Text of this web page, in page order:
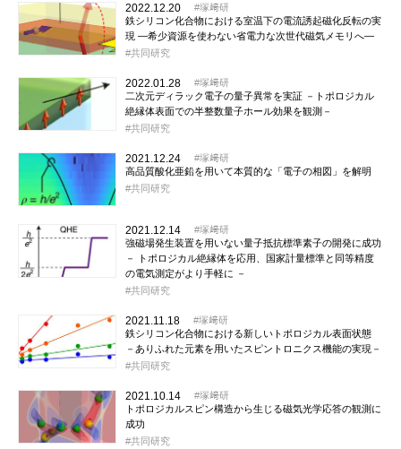
2022.12.20
塚﨑研
鉄シリコン化合物における室温下の電流誘起磁化反転の実
現 ―希少資源を使わない省電力な次世代磁気メモリへ―
共同研究
2022.01.28
塚﨑研
二次元ディラック電子の量子異常を実証 －トポロジカル
絶縁体表面での半整数量子ホール効果を観測－
共同研究
2021.12.24
塚﨑研
高品質酸化亜鉛を用いて本質的な「電子の相図」を解明
共同研究
2021.12.14
塚﨑研
強磁場発生装置を用いない量子抵抗標準素子の開発に成功
－ トポロジカル絶縁体を応用、国家計量標準と同等精度
の電気測定がより手軽に －
共同研究
2021.11.18
塚﨑研
鉄シリコン化合物における新しいトポロジカル表面状態
－ありふれた元素を用いたスピントロニクス機能の実現－
共同研究
2021.10.14
塚﨑研
トポロジカルスピン構造から生じる磁気光学応答の観測に
成功
共同研究